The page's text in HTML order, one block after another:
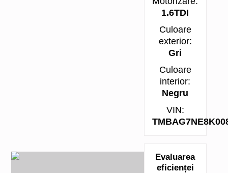
1.6TDI
Culoare
exterior:
Gri
Culoare
interior:
Negru
VIN:
Evaluarea
eficienței